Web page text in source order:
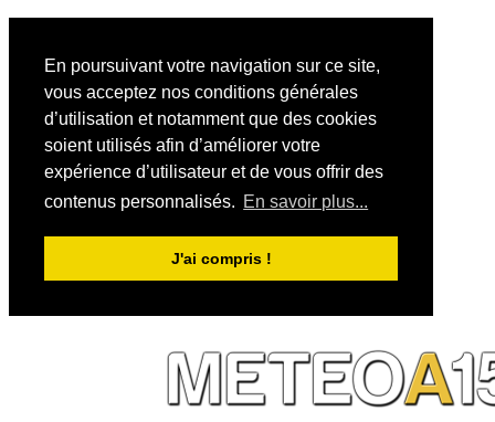
En poursuivant votre navigation sur ce site,
vous acceptez nos conditions générales
d’utilisation et notamment que des cookies
soient utilisés afin d’améliorer votre
expérience d’utilisateur et de vous offrir des
contenus personnalisés. En savoir plus...
J'ai compris !